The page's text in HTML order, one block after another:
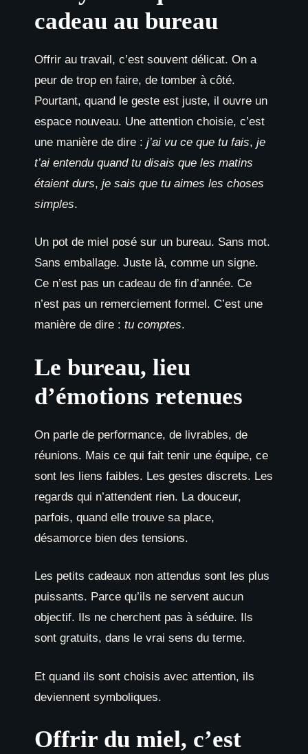
cadeau au bureau
Offrir au travail, c’est souvent délicat. On a
peur de trop en faire, de tomber à côté.
Pourtant, quand le geste est juste, il ouvre un
espace nouveau. Une attention choisie, c’est
une manière de dire : j’ai vu ce que tu fais, je
t’ai entendu quand tu disais que les matins
étaient durs, je sais que tu aimes les choses
simples.
Un pot de miel posé sur un bureau. Sans mot.
Sans emballage. Juste là, comme un signe.
Ce n’est pas un cadeau de fin d’année. Ce
n’est pas un remerciement formel. C’est une
manière de dire : tu comptes.
Le bureau, lieu
d’émotions retenues
On parle de performance, de livrables, de
réunions. Mais ce qui fait tenir une équipe, ce
sont les liens faibles. Les gestes discrets. Les
regards qui n’attendent rien. La douceur,
parfois, quand elle trouve sa place,
désamorce bien des tensions.
Les petits cadeaux non attendus sont les plus
puissants. Parce qu’ils ne servent aucun
objectif. Ils ne cherchent pas à séduire. Ils
sont gratuits, dans le vrai sens du terme.
Et quand ils sont choisis avec attention, ils
deviennent symboliques.
Offrir du miel, c’est